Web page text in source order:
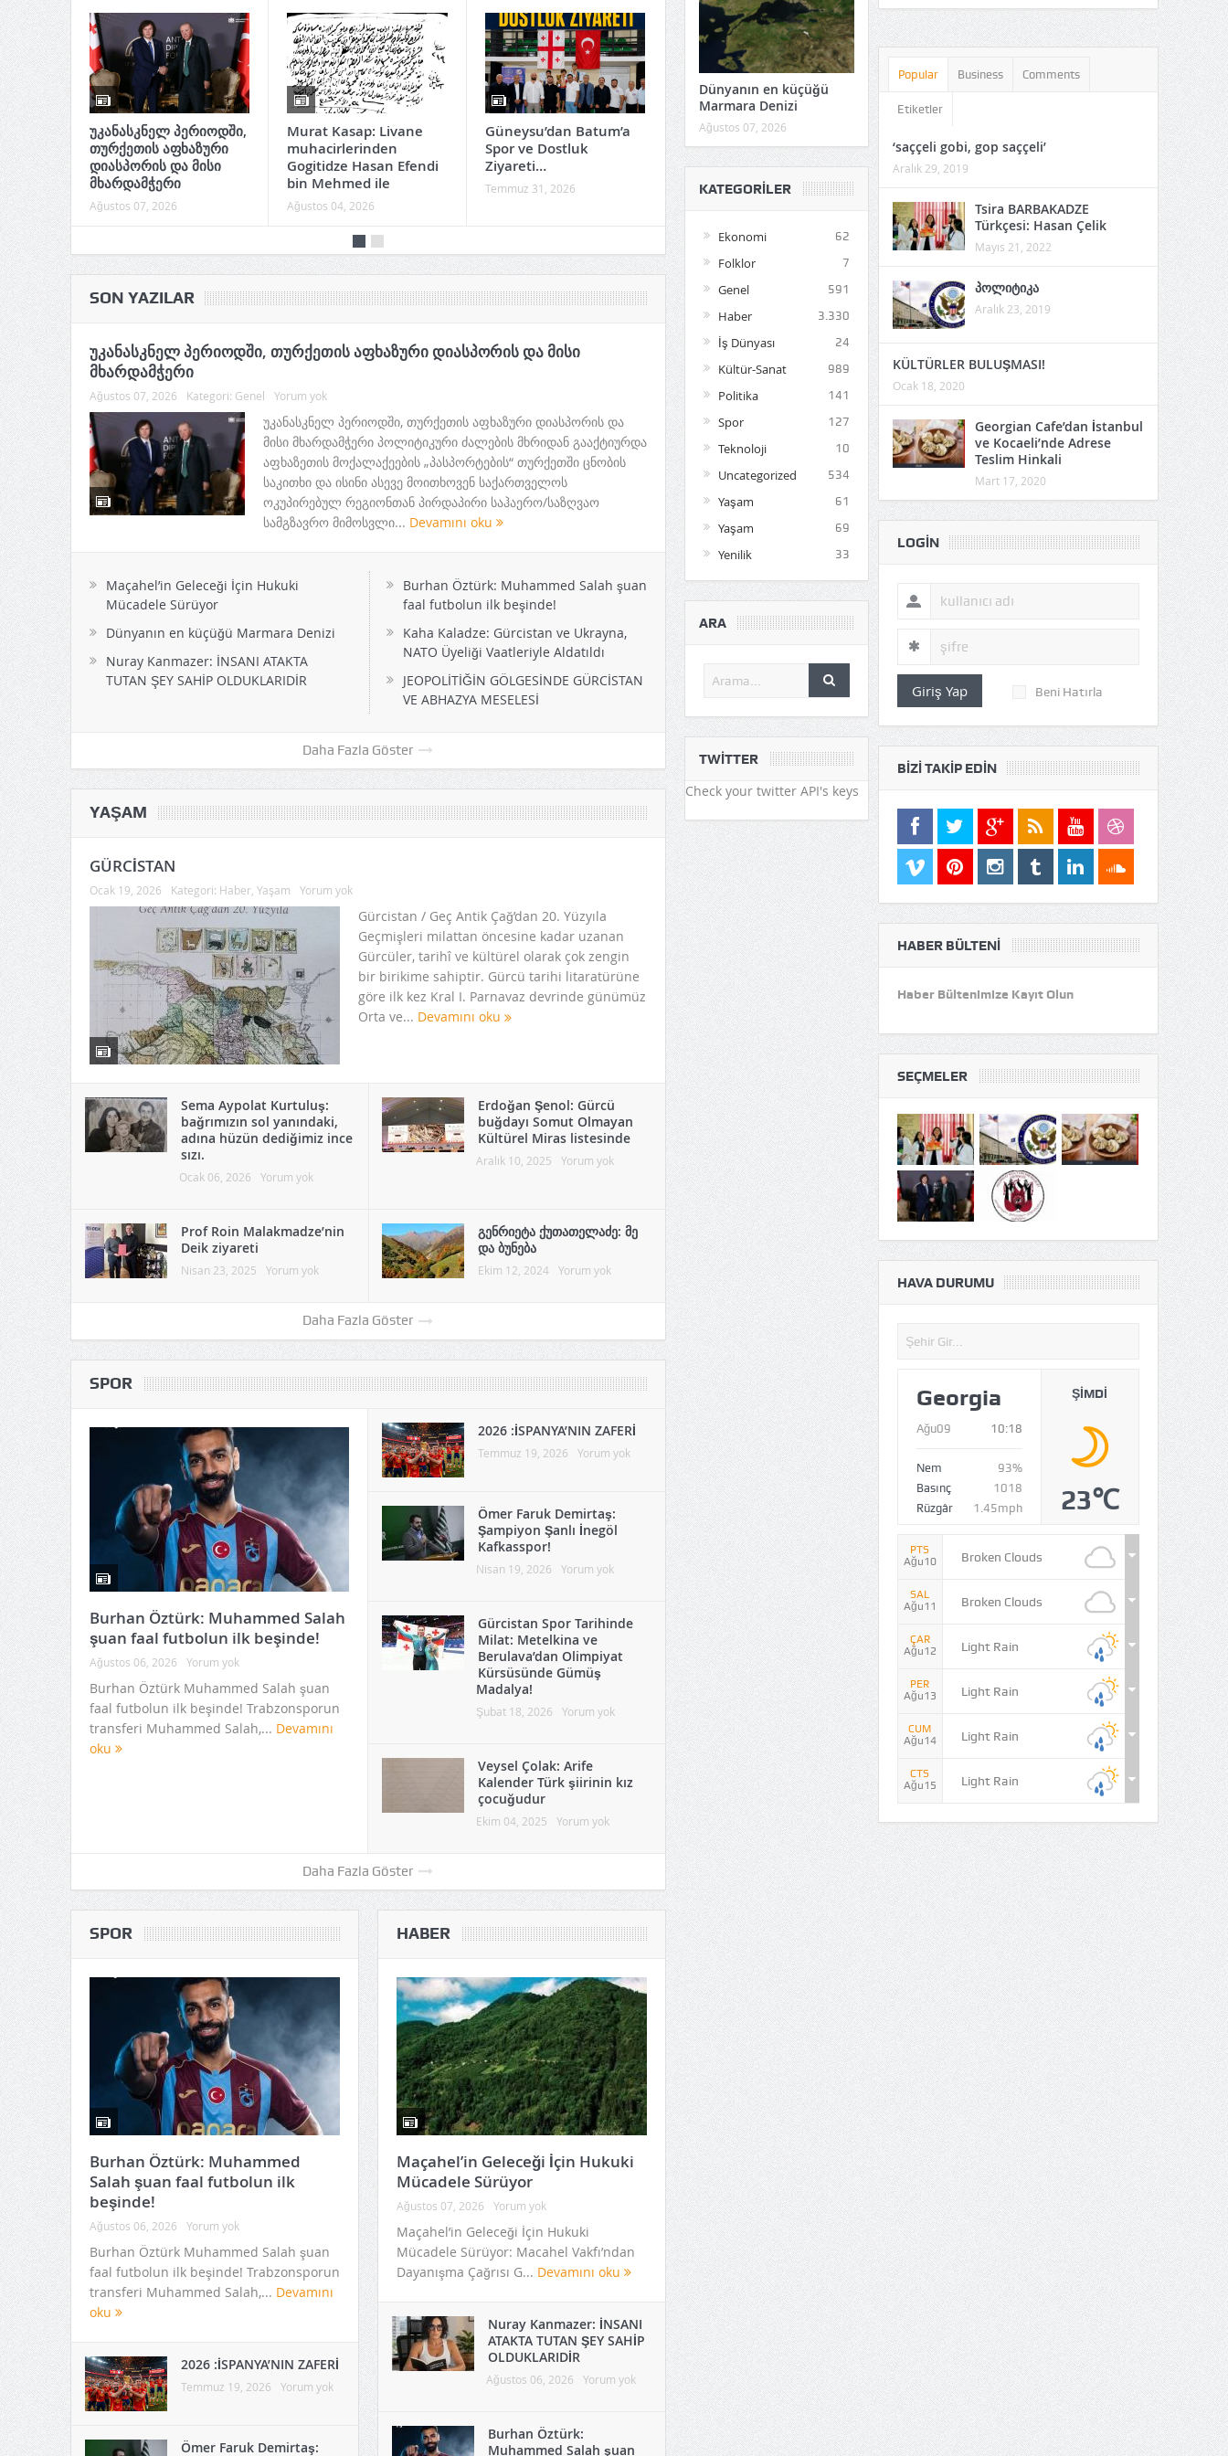
უკანასკნელ პერიოდში,
თურქეთის აფხაზური
დიასპორის და მისი
მხარდამჭერი
Murat Kasap: Livane
muhacirlerinden
Gogitidze Hasan Efendi
bin Mehmed ile
Güneysu’dan Batum’a
Spor ve Dostluk
Ziyareti…
AB ve İngiltere’den
Gürcistan’a Gelen
Ziyaretçi Sayısında
Rekor
2026 :İSPANYA’NIN
ZAFERİ
Gürcistan İsminin
Kökeni: “Kurtlar
İddiası Ne Kadar
Temmuz 19, 2026
უკანასკნელ პერიოდში, თურქეთის აფხაზური დიასპორის და მისი
მხარდამჭერი
Ağustos 07, 2026 Kategori:Genel
უკანასკნელ პერიოდში, თურქეთის აფხაზური დიასპორის და
მისი მხარდამჭერი პოლიტიკური ძალების მხრიდან გააქტიურდა
აფხაზეთის მოქალაქეების „პასპორტების“ თურქეთში ცნობის
საკითხი და ისინი ასევე მოითხოვენ საქართველოს
ოკუპირებულ რეგიონთან პირდაპირი საჰაერო/საზღვაო
Maçahel’in Geleceği İçin Hukuki
Nuray Kanmazer: İNSANI ATAKTA
Burhan Öztürk: Muhammed Salah şuan
Kaha Kaladze: Gürcistan ve Ukrayna,
JEOPOLİTİĞİN GÖLGESİNDE GÜRCİSTAN
Daha Fazla Göster
YAŞAM
GÜRCİSTAN
Ocak 19, 2026 Kategori:Haber,Yaşam Yorum yok
Gürcistan / Geç Antik Çağ’dan 20. Yüzyıla
Geçmişleri milattan öncesine kadar uzanan
Gürcüler, tarihî ve kültürel olarak çok zengin
bir birikime sahiptir. Gürcü tarihi litaratürüne
göre ilk kez Kral I. Parnavaz devrinde günümüz
Sema Aypolat Kurtuluş:
bağrımızın sol yanındaki,
adına hüzün dediğimiz ince
sızı.
Erdoğan Şenol: Gürcü
buğdayı Somut Olmayan
Kültürel Miras listesinde
Prof Roin Malakmadze’nin
Deik ziyareti
გენრიეტა ქუთათელაძე: მე
და ბუნება
Daha Fazla Göster
Burhan Öztürk: Muhammed Salah
şuan faal futbolun ilk beşinde!
Burhan Öztürk Muhammed Salah şuan
faal futbolun ilk beşinde! Trabzonsporun
transferi Muhammed Salah,...
2026 :İSPANYA’NIN ZAFERİ
Ömer Faruk Demirtaş:
Şampiyon Şanlı İnegöl
Kafkasspor!
Gürcistan Spor Tarihinde
Milat: Metelkina ve
Berulava’dan Olimpiyat
Kürsüsünde Gümüş
Madalya!
Veysel Çolak: Arife
Kalender Türk şiirinin kız
çocuğudur
Daha Fazla Göster
Burhan Öztürk: Muhammed
Salah şuan faal futbolun ilk
beşinde!
Ağustos 06, 2026
Burhan Öztürk Muhammed Salah şuan
faal futbolun ilk beşinde! Trabzonsporun
transferi Muhammed Salah,...
2026 :İSPANYA’NIN ZAFERİ
Maçahel’in Geleceği İçin Hukuki
Mücadele Sürüyor
Maçahel’in Geleceği İçin Hukuki
Mücadele Sürüyor: Macahel Vakfı’ndan
Nuray Kanmazer: İNSANI
ATAKTA TUTAN ŞEY SAHİP
OLDUKLARIDİR
Burhan Öztürk:
Dünyanın en küçüğü
Marmara Denizi
Ağustos 07, 2026
KATEGORILER
Ekonomi 62
Folklor 7
Genel 591
Haber 3.330
İş Dünyası 24
Kültür-Sanat 989
Politika 141
Spor 127
Teknoloji 10
Uncategorized 534
Yaşam 61
Yaşam 69
Yenilik 33
ARA
TWITTER
Check your twitter API's keys
Popular Business Comments
Etiketler
‘saççeli gobi, gop saççeli’
Aralık 29, 2019
Tsira BARBAKADZE
Türkçesi: Hasan Çelik
Mayıs 21, 2022
პოლიტიკა
Aralık 23, 2019
KÜLTÜRLER BULUŞMASI!
Ocak 18, 2020
Georgian Cafe’dan İstanbul
ve Kocaeli’nde Adrese
Teslim Hinkali
Mart 17, 2020
LOGIN
Giriş Yap Beni Hatırla
BIZI TAKIP EDIN
HABER BÜLTENI
Haber Bültenimize Kayıt Olun
SEÇMELER
HAVA DURUMU
Georgia
Ağu09 10:18
Nem
93%
Basınç
1018
Rüzgâr
1.45mph
ŞIMDI
23℃
PTS
Ağu10
Broken Clouds
SAL
Ağu11
Broken Clouds
ÇAR
Ağu12
Light Rain
PER
Ağu13
Light Rain
CUM
Ağu14
Light Rain
CTS
Ağu15
Light Rain